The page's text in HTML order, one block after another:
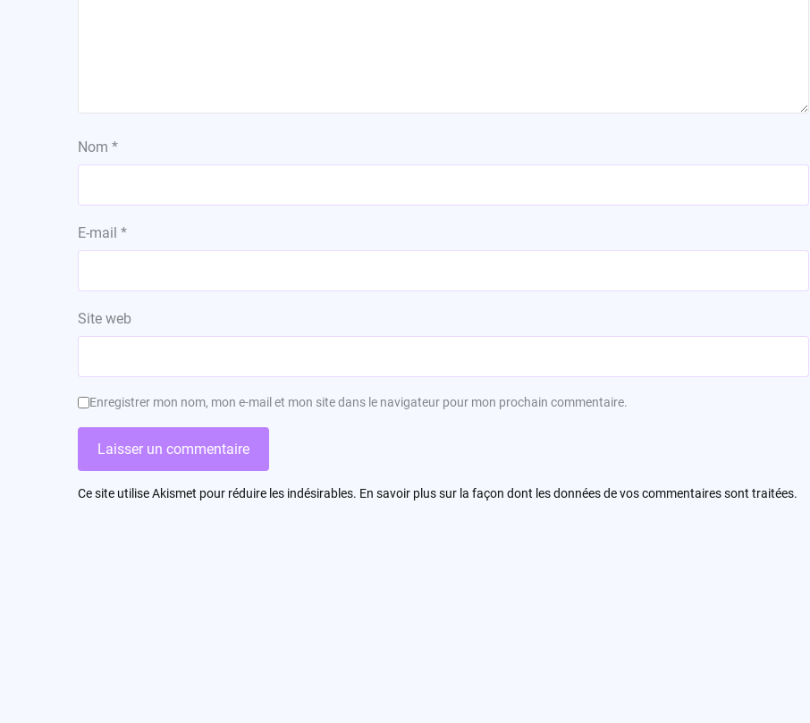
Nom *
E-mail *
Site web
Enregistrer mon nom, mon e-mail et mon site dans le navigateur pour mon prochain commentaire.
Ce site utilise Akismet pour réduire les indésirables. En savoir plus sur la façon dont les données de vos commentaires sont traitées.